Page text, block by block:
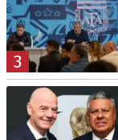
3